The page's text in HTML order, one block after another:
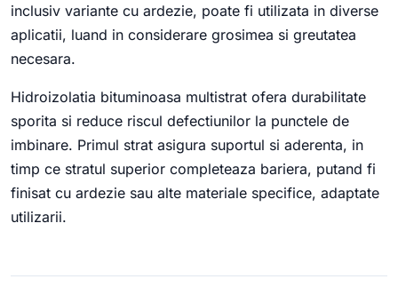
inclusiv variante cu ardezie, poate fi utilizata in diverse
aplicatii, luand in considerare grosimea si greutatea
necesara.
Hidroizolatia bituminoasa multistrat ofera durabilitate
sporita si reduce riscul defectiunilor la punctele de
imbinare. Primul strat asigura suportul si aderenta, in
timp ce stratul superior completeaza bariera, putand fi
finisat cu ardezie sau alte materiale specifice, adaptate
utilizarii.